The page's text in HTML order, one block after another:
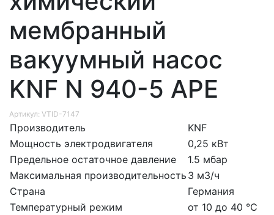
мембранный
вакуумный насос
KNF N 940-5 APE
Артикул: VTID-7147
Производитель
KNF
Мощность электродвигателя
0,25 кВт
Предельное остаточное давление
1.5 мбар
Максимальная производительность 3 м3/ч
Страна
Германия
Температурный режим
от 10 до 40 °С